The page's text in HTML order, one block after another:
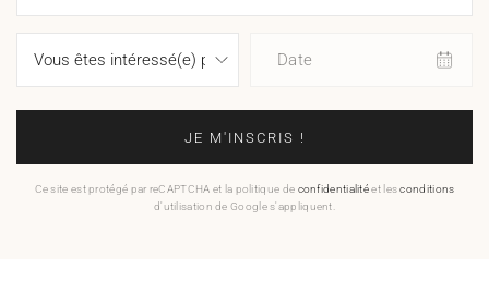
Date
JE M'INSCRIS !
Ce site est protégé par reCAPTCHA et la politique de confidentialitéet lesconditions
d'utilisation de Google s'appliquent.